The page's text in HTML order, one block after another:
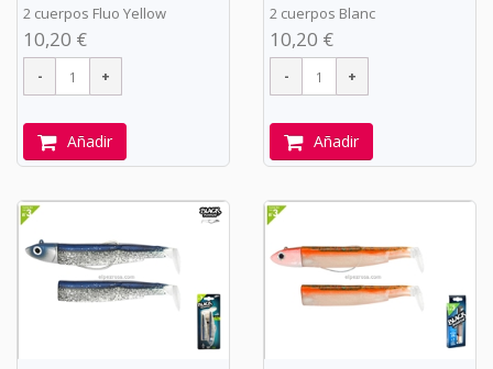
2 cuerpos Fluo Yellow
10,20 €
Añadir
2 cuerpos Blanc
10,20 €
Añadir